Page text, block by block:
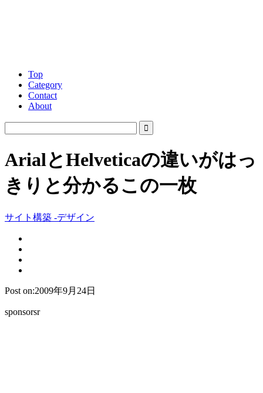
Top
Category
Contact
About
ArialとHelveticaの違いがはっ
きりと分かるこの一枚
サイト構築 -デザイン
Post on:2009年9月24日
sponsorsr